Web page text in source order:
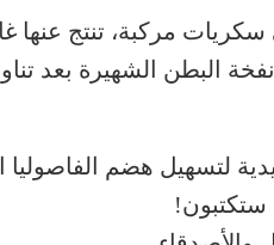
سكريات مركبة، تنتج عنها
البطن الشهيرة بعد
لتسهيل هضم الفاصوليا
ستكتبون!